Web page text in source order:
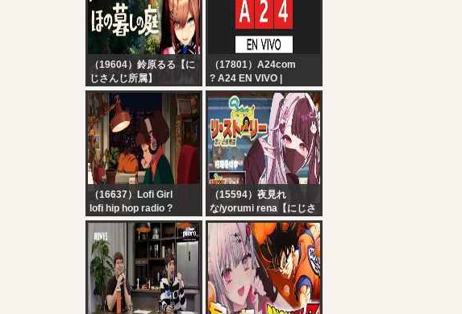
（19604）鈴原るる【に
じさんじ所属】
【ほの暮しの庭】#06
ほのぼの・・？スローラ
イフ生活
ッ・・・！！！！！【に
じさんじ/鈴原るる 】
（17801）A24com
? A24 EN VIVO |
Noticias de Argentina y
el mundo las 24 horas
（16637）Lofi Girl
lofi hip hop radio ?
beats to relax/study to
（15594）夜見れ
な/yorumi rena【にじさ
んじ所属】
【 リ・ストーリー: 思い
出修理屋 】 レトロ系デ
バイス修理はじめまし
た。 【 にじさんじ / 夜見
れな 】